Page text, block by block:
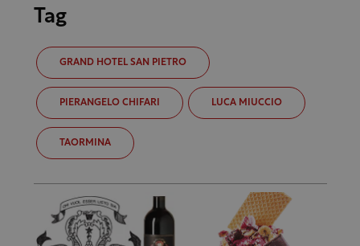
Tag
GRAND HOTEL SAN PIETRO
PIERANGELO CHIFARI LUCA MIUCCIO
TAORMINA